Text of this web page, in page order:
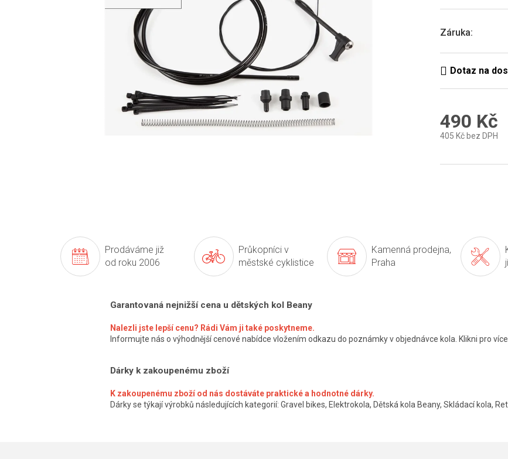
Záruka:
0,0
5
hvězdiček.
490 Kč
405 Kč bez DPH
Prodáváme již
od roku 2006
Průkopníci v
městské cyklistice
Kamenná prodejna,
Praha
Garantovaná nejnižší cena u dětských kol Beany
Nalezli jste lepší cenu? Rádi Vám ji také poskytneme.
Informujte nás o výhodnější cenové nabídce vložením odkazu do poznámky v objednávce kola. Klikni pro
Dárky k zakoupenému zboží
K zakoupenému zboží od nás dostáváte praktické a hodnotné dárky.
Dárky se týkají výrobků následujících kategorií: Gravel bikes, Elektrokola, Dětská kola Beany, Skládací kola,